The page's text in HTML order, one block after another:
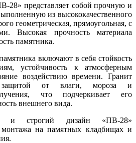
28» представляет собой прочную и
из высококачественного
геометрическая, прямоугольная, с
Высокая прочность материала
памятника.
включают в себя стойкость
устойчивость к атмосферным
воздействию времени. Гранит
защитой от влаги, мороза и
что подчеркивает его
внешнего вида.
и строгий дизайн «ПВ-28»
монтажа на памятных кладбищах и